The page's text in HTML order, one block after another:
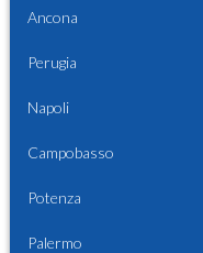
Ancona
Perugia
Napoli
Campobasso
Potenza
Palermo